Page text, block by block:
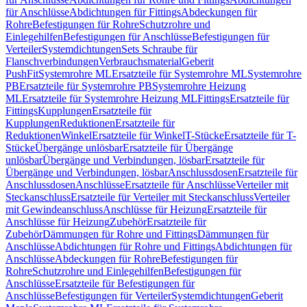
für AnschlüsseAbdichtungen für FittingsAbdeckungen für
RohreBefestigungen für RohreSchutzrohre und
EinlegehilfenBefestigungen für AnschlüsseBefestigungen für
VerteilerSystemdichtungenSets Schraube für
FlanschverbindungenVerbrauchsmaterialGeberit
PushFitSystemrohre MLErsatzteile für Systemrohre MLSystemrohre
PBErsatzteile für Systemrohre PBSystemrohre Heizung
MLErsatzteile für Systemrohre Heizung MLFittingsErsatzteile für
FittingsKupplungenErsatzteile für
KupplungenReduktionenErsatzteile für
ReduktionenWinkelErsatzteile für WinkelT-StückeErsatzteile für T-
StückeÜbergänge unlösbarErsatzteile für Übergänge
unlösbarÜbergänge und Verbindungen, lösbarErsatzteile für
Übergänge und Verbindungen, lösbarAnschlussdosenErsatzteile für
AnschlussdosenAnschlüsseErsatzteile für AnschlüsseVerteiler mit
SteckanschlussErsatzteile für Verteiler mit SteckanschlussVerteiler
mit GewindeanschlussAnschlüsse für HeizungErsatzteile für
Anschlüsse für HeizungZubehörErsatzteile für
ZubehörDämmungen für Rohre und FittingsDämmungen für
AnschlüsseAbdichtungen für Rohre und FittingsAbdichtungen für
AnschlüsseAbdeckungen für RohreBefestigungen für
RohreSchutzrohre und EinlegehilfenBefestigungen für
AnschlüsseErsatzteile für Befestigungen für
AnschlüsseBefestigungen für VerteilerSystemdichtungenGeberit